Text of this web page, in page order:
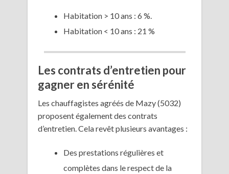
Habitation > 10 ans : 6 %.
Habitation < 10 ans : 21 %
Les contrats d’entretien pour
gagner en sérénité
Les chauffagistes agréés de Mazy (5032)
proposent également des contrats
d’entretien. Cela revêt plusieurs avantages :
Des prestations régulières et
complètes dans le respect de la